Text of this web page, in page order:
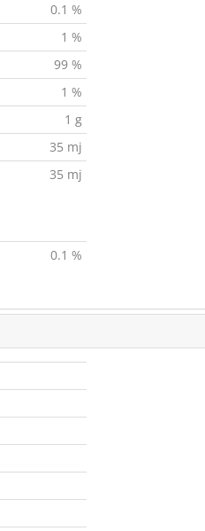
0.1 %
1 %
99 %
1 %
1 g
35 mj
35 mj
0.1 %